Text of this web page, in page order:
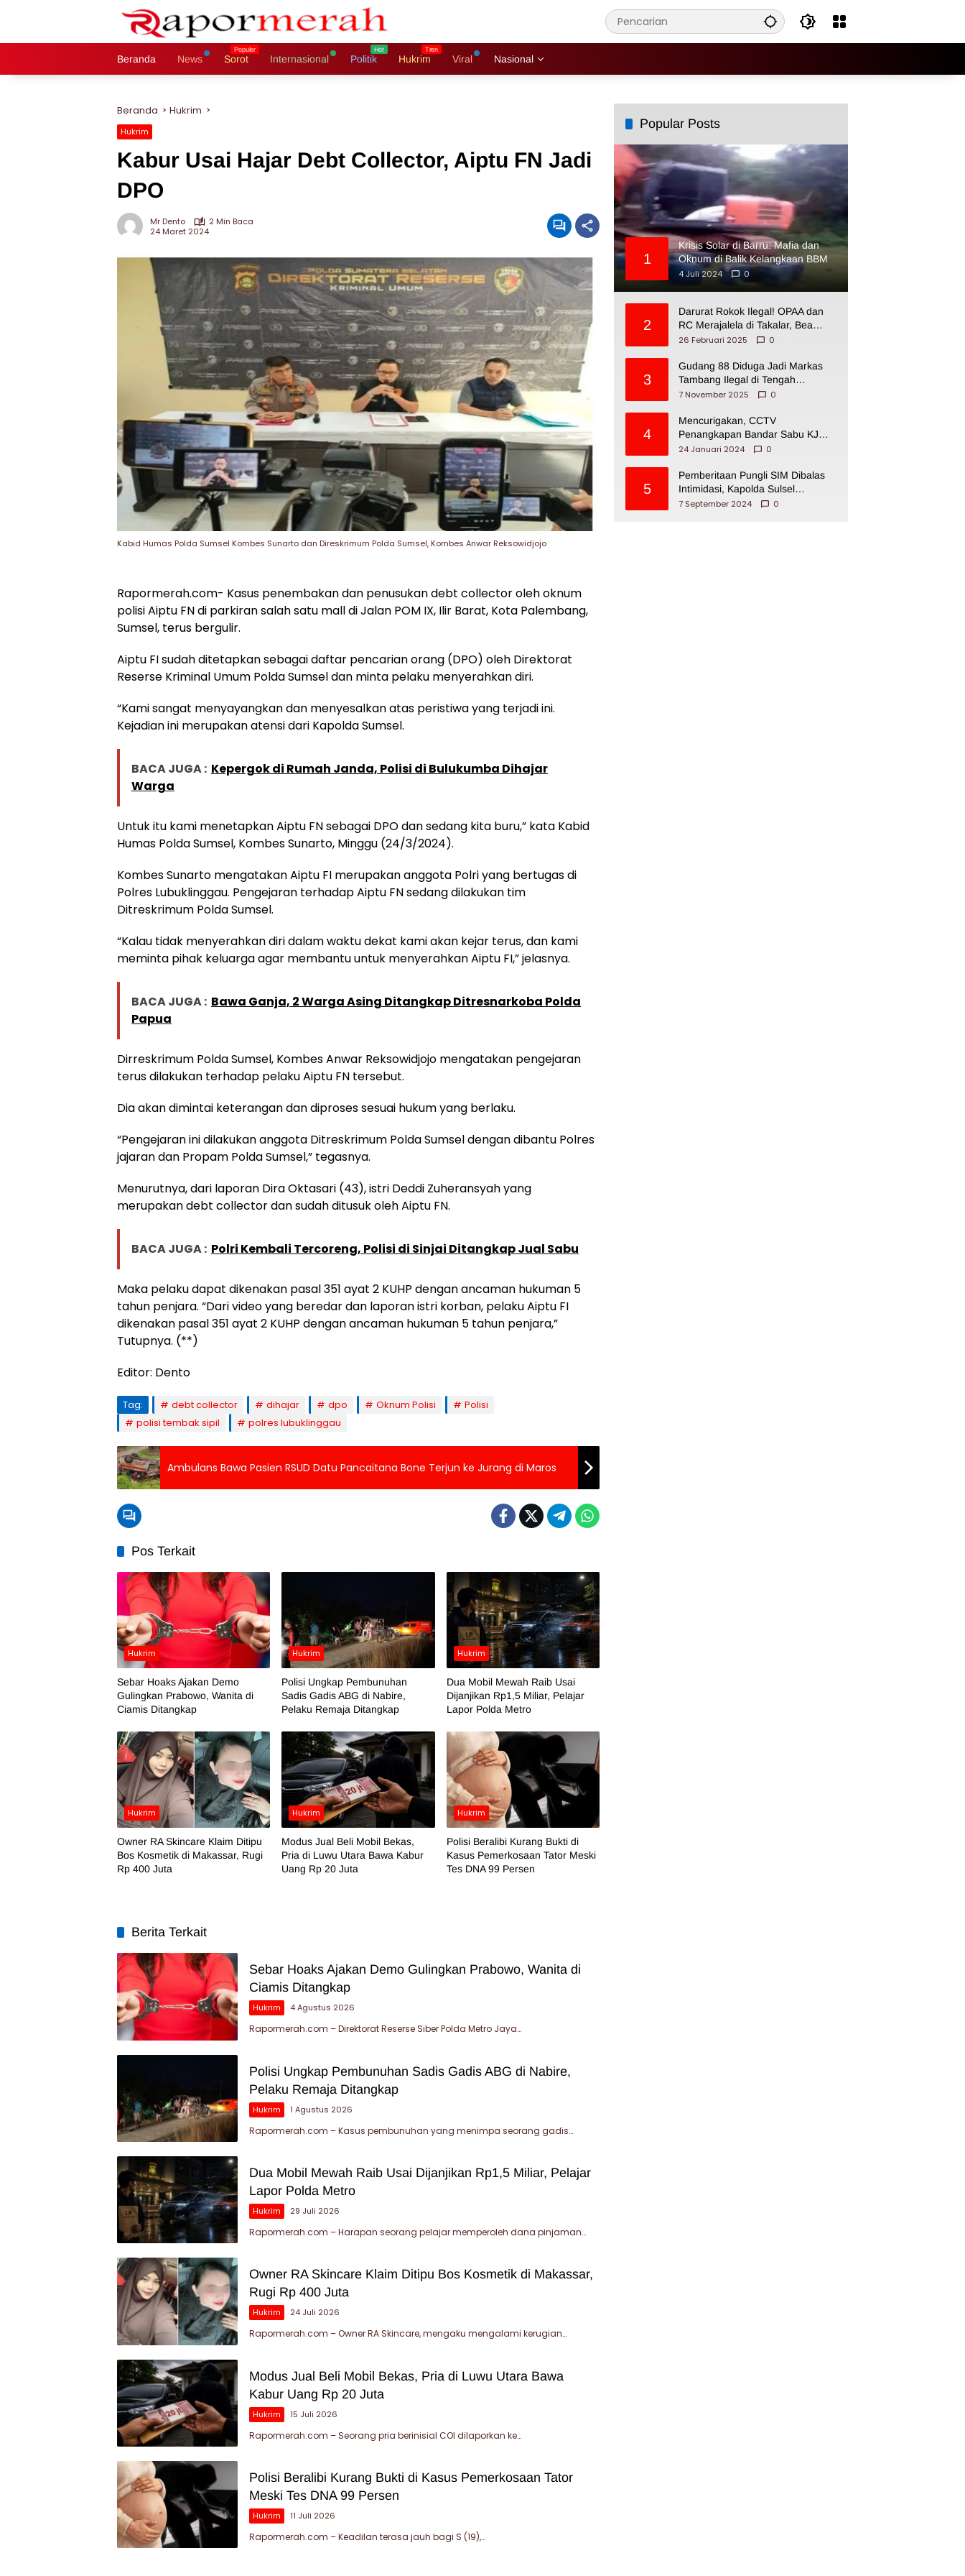
Beranda News Sorot Internasional Politik Hukrim Viral Nasional
Beranda Hukrim
Hukrim
Kabur Usai Hajar Debt Collector, Aiptu FN Jadi
DPO
Mr Dento
2 Min Baca
24 Maret 2024
Kabid Humas Polda Sumsel Kombes Sunarto dan Direskrimum Polda Sumsel, Kombes Anwar Reksowidjojo
Rapormerah.com- Kasus penembakan dan penusukan debt collector oleh oknum
polisi Aiptu FN di parkiran salah satu mall di Jalan POM IX, Ilir Barat, Kota Palembang,
Sumsel, terus bergulir.
Aiptu FI sudah ditetapkan sebagai daftar pencarian orang (DPO) oleh Direktorat
Reserse Kriminal Umum Polda Sumsel dan minta pelaku menyerahkan diri.
“Kami sangat menyayangkan dan menyesalkan atas peristiwa yang terjadi ini.
Kejadian ini merupakan atensi dari Kapolda Sumsel.
BACA JUGA : Kepergok di Rumah Janda, Polisi di Bulukumba Dihajar
Warga
Untuk itu kami menetapkan Aiptu FN sebagai DPO dan sedang kita buru,” kata Kabid
Humas Polda Sumsel, Kombes Sunarto, Minggu (24/3/2024).
Kombes Sunarto mengatakan Aiptu FI merupakan anggota Polri yang bertugas di
Polres Lubuklinggau. Pengejaran terhadap Aiptu FN sedang dilakukan tim
Ditreskrimum Polda Sumsel.
“Kalau tidak menyerahkan diri dalam waktu dekat kami akan kejar terus, dan kami
meminta pihak keluarga agar membantu untuk menyerahkan Aiptu FI,” jelasnya.
BACA JUGA : Bawa Ganja, 2 Warga Asing Ditangkap Ditresnarkoba Polda
Papua
Dirreskrimum Polda Sumsel, Kombes Anwar Reksowidjojo mengatakan pengejaran
terus dilakukan terhadap pelaku Aiptu FN tersebut.
Dia akan dimintai keterangan dan diproses sesuai hukum yang berlaku.
“Pengejaran ini dilakukan anggota Ditreskrimum Polda Sumsel dengan dibantu Polres
jajaran dan Propam Polda Sumsel,” tegasnya.
Menurutnya, dari laporan Dira Oktasari (43), istri Deddi Zuheransyah yang
merupakan debt collector dan sudah ditusuk oleh Aiptu FN.
BACA JUGA : Polri Kembali Tercoreng, Polisi di Sinjai Ditangkap Jual Sabu
Maka pelaku dapat dikenakan pasal 351 ayat 2 KUHP dengan ancaman hukuman 5
tahun penjara. “Dari video yang beredar dan laporan istri korban, pelaku Aiptu FI
dikenakan pasal 351 ayat 2 KUHP dengan ancaman hukuman 5 tahun penjara,”
Tutupnya. (**)
Editor: Dento
Tag: debt collector dihajar dpo Oknum Polisi
Polisi
polisi tembak sipil
polres lubuklinggau
Ambulans Bawa Pasien RSUD Datu Pancaitana Bone Terjun ke Jurang di Maros
Pos Terkait
Hukrim
Sebar Hoaks Ajakan Demo
Gulingkan Prabowo, Wanita di
Ciamis Ditangkap
Hukrim
Polisi Ungkap Pembunuhan
Sadis Gadis ABG di Nabire,
Pelaku Remaja Ditangkap
Hukrim
Dua Mobil Mewah Raib Usai
Dijanjikan Rp1,5 Miliar, Pelajar
Lapor Polda Metro
Hukrim
Owner RA Skincare Klaim Ditipu
Bos Kosmetik di Makassar, Rugi
Rp 400 Juta
Hukrim
Modus Jual Beli Mobil Bekas,
Pria di Luwu Utara Bawa Kabur
Uang Rp 20 Juta
Hukrim
Polisi Beralibi Kurang Bukti di
Kasus Pemerkosaan Tator Meski
Tes DNA 99 Persen
Berita Terkait
Sebar Hoaks Ajakan Demo Gulingkan Prabowo, Wanita di
Ciamis Ditangkap
Hukrim 4 Agustus 2026
Rapormerah.com – Direktorat Reserse Siber Polda Metro Jaya…
Polisi Ungkap Pembunuhan Sadis Gadis ABG di Nabire,
Pelaku Remaja Ditangkap
Hukrim 1 Agustus 2026
Rapormerah.com – Kasus pembunuhan yang menimpa seorang gadis…
Dua Mobil Mewah Raib Usai Dijanjikan Rp1,5 Miliar, Pelajar
Lapor Polda Metro
Hukrim 29 Juli 2026
Rapormerah.com – Harapan seorang pelajar memperoleh dana pinjaman…
Owner RA Skincare Klaim Ditipu Bos Kosmetik di Makassar,
Rugi Rp 400 Juta
Hukrim 24 Juli 2026
Rapormerah.com – Owner RA Skincare, mengaku mengalami kerugian…
Modus Jual Beli Mobil Bekas, Pria di Luwu Utara Bawa
Kabur Uang Rp 20 Juta
Hukrim 15 Juli 2026
Rapormerah.com – Seorang pria berinisial COI dilaporkan ke…
Polisi Beralibi Kurang Bukti di Kasus Pemerkosaan Tator
Meski Tes DNA 99 Persen
Hukrim 11 Juli 2026
Rapormerah.com – Keadilan terasa jauh bagi S (19),…
Popular Posts
1
Krisis Solar di Barru: Mafia dan
Oknum di Balik Kelangkaan BBM
4 Juli 2024
0
2
Darurat Rokok Ilegal! OPAA dan
RC Merajalela di Takalar, Bea
Cukai Impoten
26 Februari 2025 0
3
Gudang 88 Diduga Jadi Markas
Tambang Ilegal di Tengah
Permukiman Warga Makassar
7 November 2025 0
4
Mencurigakan, CCTV
Penangkapan Bandar Sabu KJ
Disita Oknum BNNP Sulsel
24 Januari 2024 0
5
Pemberitaan Pungli SIM Dibalas
Intimidasi, Kapolda Sulsel
Dikecam PJI Sulsel
7 September 2024 0